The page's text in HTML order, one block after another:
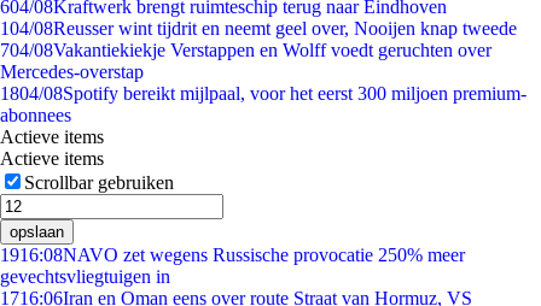
604/08Kraftwerk brengt ruimteschip terug naar Eindhoven
104/08Reusser wint tijdrit en neemt geel over, Nooijen knap tweede
704/08Vakantiekiekje Verstappen en Wolff voedt geruchten over
Mercedes-overstap
1804/08Spotify bereikt mijlpaal, voor het eerst 300 miljoen premium-
abonnees
Actieve items
Actieve items
Scrollbar gebruiken
opslaan
1916:08NAVO zet wegens Russische provocatie 250% meer
gevechtsvliegtuigen in
1716:06Iran en Oman eens over route Straat van Hormuz, VS